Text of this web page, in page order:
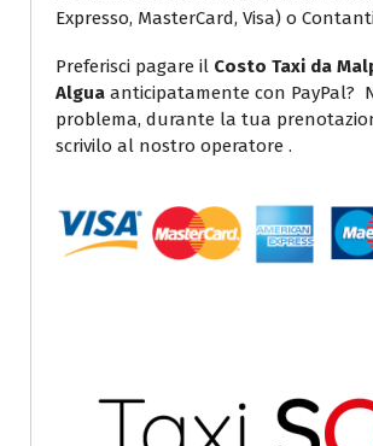
Expresso, MasterCard, Visa) o
Preferisci pagare il Costo Taxi da
Algua anticipatamente con PayPal?
problema, durante la tua
scrivilo al nostro operatore .